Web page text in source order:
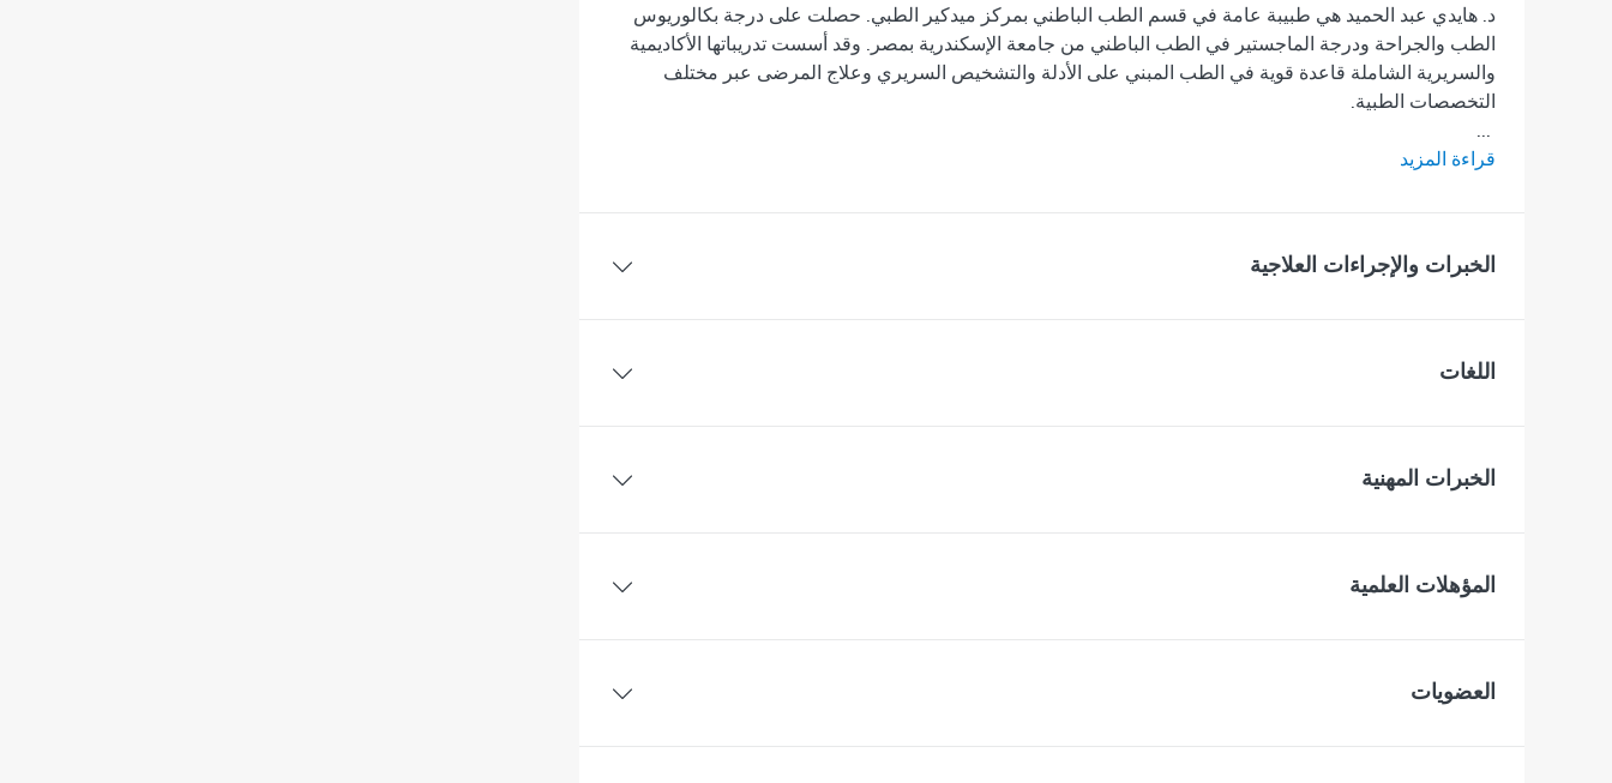
د. هايدي عبد الحميد هي طبيبة عامة في قسم الطب الباطني بمركز ميدكير الطبي. حصلت على درجة بكالوريوس
الطب والجراحة ودرجة الماجستير في الطب الباطني من جامعة الإسكندرية بمصر. وقد أسست تدريباتها الأكاديمية
والسريرية الشاملة قاعدة قوية في الطب المبني على الأدلة والتشخيص السريري وعلاج المرضى عبر مختلف
التخصصات الطبية.
...
قراءة المزيد
الخبرات والإجراءات العلاجية
اللغات
الخبرات المهنية
المؤهلات العلمية
العضويات